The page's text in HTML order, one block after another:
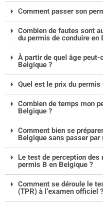
Comment passer son
Combien de fautes sont
du permis de conduire en
À partir de quel âge
Belgique ?
Quel est le prix du permis
Combien de temps mon
Belgique ?
Comment bien se
Belgique sans passer par
Le test de perception
permis B en Belgique ?
Comment se déroule le
(TPR) à l’examen officiel ?